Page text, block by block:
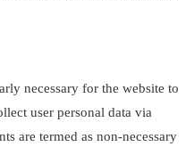
necessary for the website to
user personal data via
are termed as non-necessary